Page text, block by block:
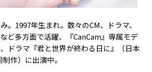
。1997年生まれ。数々のCM、ドラマ、
ど多方面で活躍、『CanCam』専属モデ
ドラマ『君と世界が終わる日に』（日本
作）に出演中。